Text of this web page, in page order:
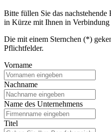
Bitte füllen Sie das
in Kürze mit Ihnen in Verbindung
Die mit einem Sternchen (*)
Pflichtfelder.
Vorname
Nachname
Name des Unternehmens
Titel